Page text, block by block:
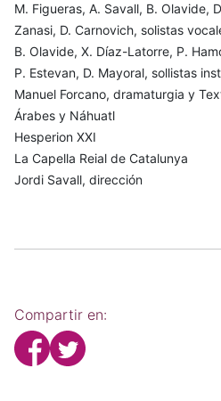
M. Figueras, A. Savall, B. Olavide,
Zanasi, D. Carnovich, solistas
B. Olavide, X. Díaz-Latorre, P.
P. Estevan, D. Mayoral, sollistas
Manuel Forcano, dramaturgia y
Árabes y Náhuatl
Hesperion XXI
La Capella Reial de Catalunya
Jordi Savall, dirección
Compartir en: